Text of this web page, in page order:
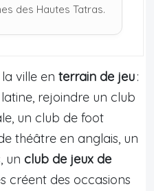
des Hautes Tatras.
ville en terrain de jeu:
rejoindre un club
un club de foot
théâtre en anglais, un
un club de jeux de
créent des occasions